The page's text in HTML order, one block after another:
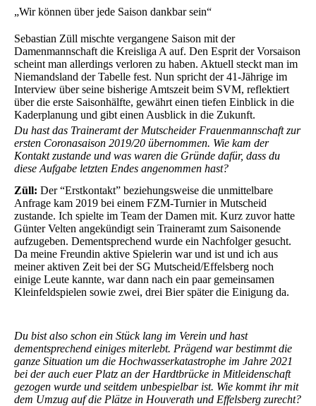
„Wir können über jede Saison dankbar sein“
Sebastian Züll mischte vergangene Saison mit der
Damenmannschaft die Kreisliga A auf. Den Esprit der Vorsaison
scheint man allerdings verloren zu haben. Aktuell steckt man im
Niemandsland der Tabelle fest. Nun spricht der 41-Jährige im
Interview über seine bisherige Amtszeit beim SVM, reflektiert
über die erste Saisonhälfte, gewährt einen tiefen Einblick in die
Kaderplanung und gibt einen Ausblick in die Zukunft.
Du hast das Traineramt der Mutscheider Frauenmannschaft zur
ersten Coronasaison 2019/20 übernommen. Wie kam der
Kontakt zustande und was waren die Gründe dafür, dass du
diese Aufgabe letzten Endes angenommen hast?
Züll: Der “Erstkontakt” beziehungsweise die unmittelbare
Anfrage kam 2019 bei einem FZM-Turnier in Mutscheid
zustande. Ich spielte im Team der Damen mit. Kurz zuvor hatte
Günter Velten angekündigt sein Traineramt zum Saisonende
aufzugeben. Dementsprechend wurde ein Nachfolger gesucht.
Da meine Freundin aktive Spielerin war und ist und ich aus
meiner aktiven Zeit bei der SG Mutscheid/Effelsberg noch
einige Leute kannte, war dann nach ein paar gemeinsamen
Kleinfeldspielen sowie zwei, drei Bier später die Einigung da.
Du bist also schon ein Stück lang im Verein und hast
dementsprechend einiges miterlebt. Prägend war bestimmt die
ganze Situation um die Hochwasserkatastrophe im Jahre 2021
bei der auch euer Platz an der Hardtbrücke in Mitleidenschaft
gezogen wurde und seitdem unbespielbar ist. Wie kommt ihr mit
dem Umzug auf die Plätze in Houverath und Effelsberg zurecht?